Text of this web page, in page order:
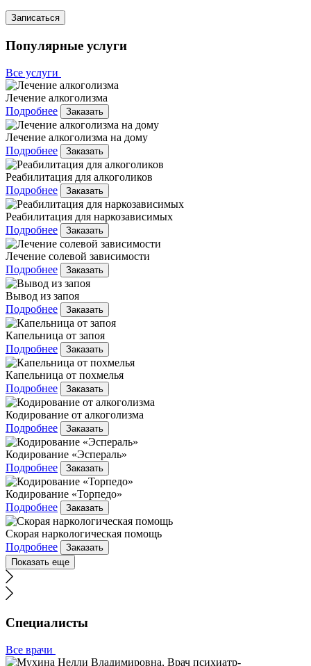
Записаться
Популярные услуги
Все услуги
Лечение алкоголизма
Подробнее
Заказать
Лечение алкоголизма на дому
Подробнее
Заказать
Реабилитация для алкоголиков
Подробнее
Заказать
Реабилитация для наркозависимых
Подробнее
Заказать
Лечение солевой зависимости
Подробнее
Заказать
Вывод из запоя
Подробнее
Заказать
Капельница от запоя
Подробнее
Заказать
Капельница от похмелья
Подробнее
Заказать
Кодирование от алкоголизма
Подробнее
Заказать
Кодирование «Эспераль»
Подробнее
Заказать
Кодирование «Торпедо»
Подробнее
Заказать
Скорая наркологическая помощь
Подробнее
Заказать
Показать еще
Специалисты
Все врачи